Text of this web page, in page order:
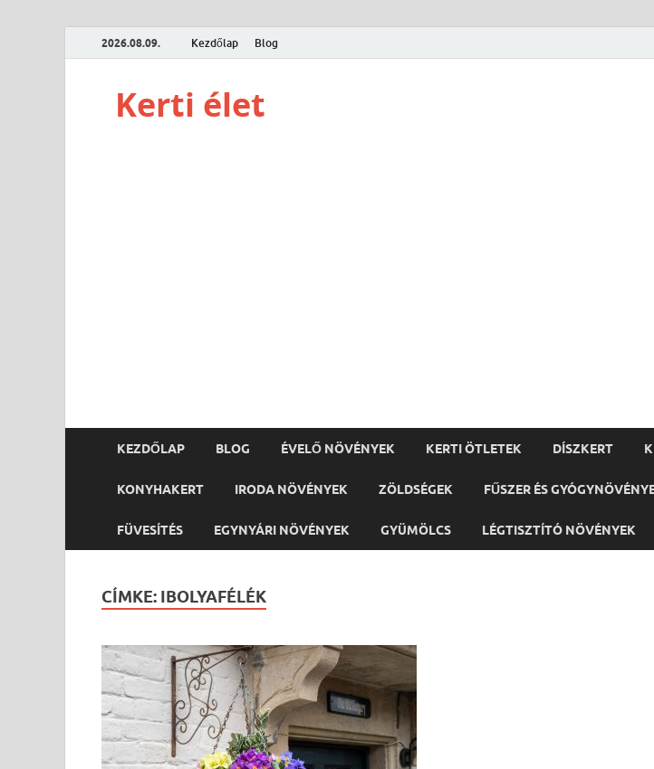
2026.08.09. Kezdőlap Blog
Kerti élet
KEZDŐLAP BLOG ÉVELŐ NÖVÉNYEK KERTI ÖTLETEK DÍSZKERT
KONYHAKERT IRODA NÖVÉNYEK ZÖLDSÉGEK FŰSZER ÉS
FÜVESÍTÉS EGYNYÁRI NÖVÉNYEK GYÜMÖLCS LÉGTISZTÍTÓ NÖVÉNYEK
CÍMKE: IBOLYAFÉLÉK